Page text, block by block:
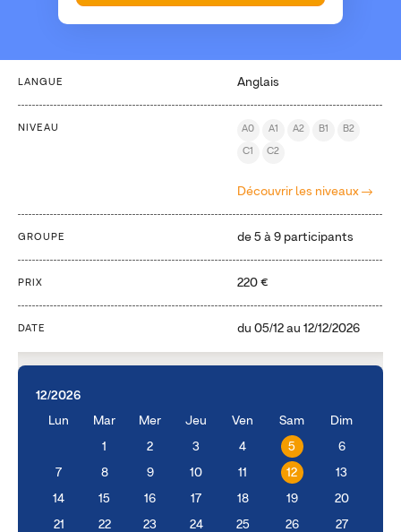
LANGUE Anglais
NIVEAU A0 A1 A2 B1 B2
C1 C2
Découvrir les niveaux
GROUPE de 5 à 9 participants
PRIX 220 €
DATE du 05/12au 12/12/2026
12/2026
Lun
Mar Mer Jeu Ven Sam Dim
1 2 3 4 5 6
7 8 9 10 11 12 13
14 15 16 17 18 19 20
21 22 23 24 25 26 27